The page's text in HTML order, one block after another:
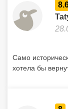
Само
хотела бы